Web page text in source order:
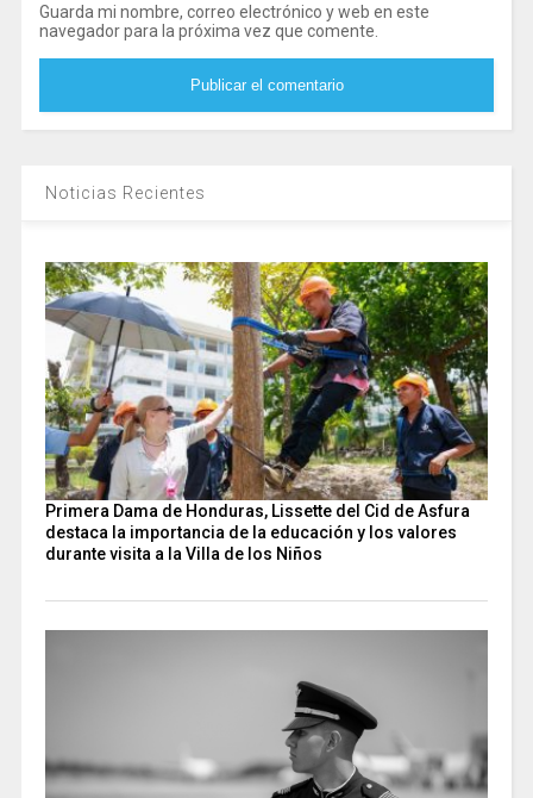
Guarda mi nombre, correo electrónico y web en este
navegador para la próxima vez que comente.
Noticias Recientes
Primera Dama de Honduras, Lissette del Cid de Asfura
destaca la importancia de la educación y los valores
durante visita a la Villa de los Niños